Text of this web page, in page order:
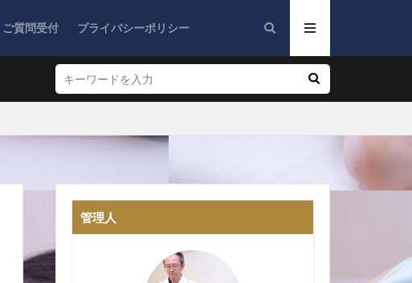
ご質問受付 プライバシーポリシー
管理人